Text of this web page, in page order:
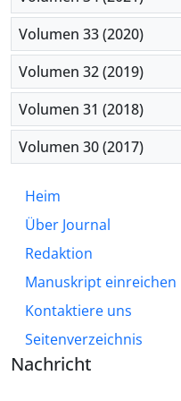
between language,
Volumen 33 (2020)
Volumen 32 (2019)
Volumen 31 (2018)
Volumen 30 (2017)
Heim
Über Journal
Redaktion
Manuskript einreichen
Kontaktiere uns
Seitenverzeichnis
Nachricht